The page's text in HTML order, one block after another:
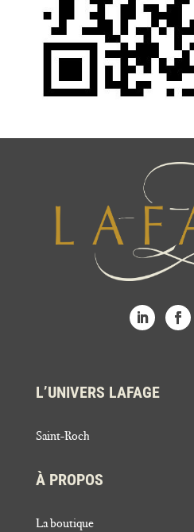
L’UNIVERS LAFAGE
Saint-Roch
À PROPOS
La boutique